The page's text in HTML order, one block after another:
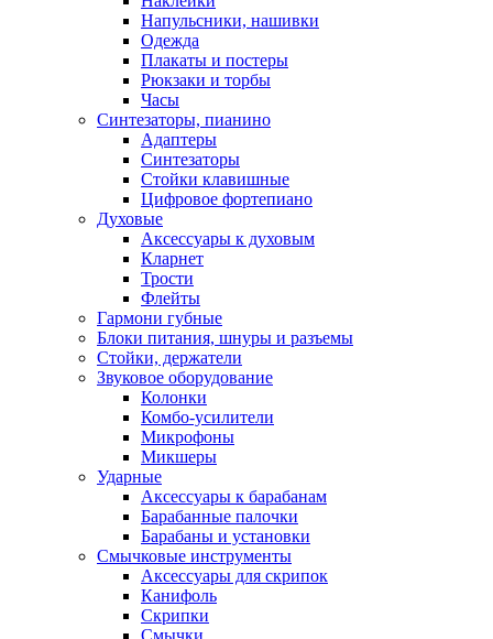
Напульсники, нашивки
Одежда
Плакаты и постеры
Рюкзаки и торбы
Часы
Синтезаторы, пианино
Адаптеры
Синтезаторы
Стойки клавишные
Цифровое фортепиано
Духовые
Аксессуары к духовым
Кларнет
Трости
Флейты
Гармони губные
Блоки питания, шнуры и разъемы
Стойки, держатели
Звуковое оборудование
Колонки
Комбо-усилители
Микрофоны
Микшеры
Ударные
Аксессуары к барабанам
Барабанные палочки
Барабаны и установки
Смычковые инструменты
Аксессуары для скрипок
Канифоль
Скрипки
Смычки